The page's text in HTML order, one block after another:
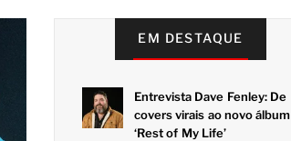
EM DESTAQUE
Entrevista Dave Fenley: De
covers virais ao novo álbum
‘Rest of My Life’